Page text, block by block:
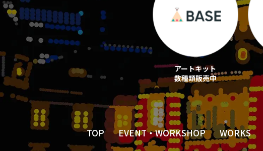
アートキット
数種類販売中
TOP EVENT・WORKSHOP WORKS